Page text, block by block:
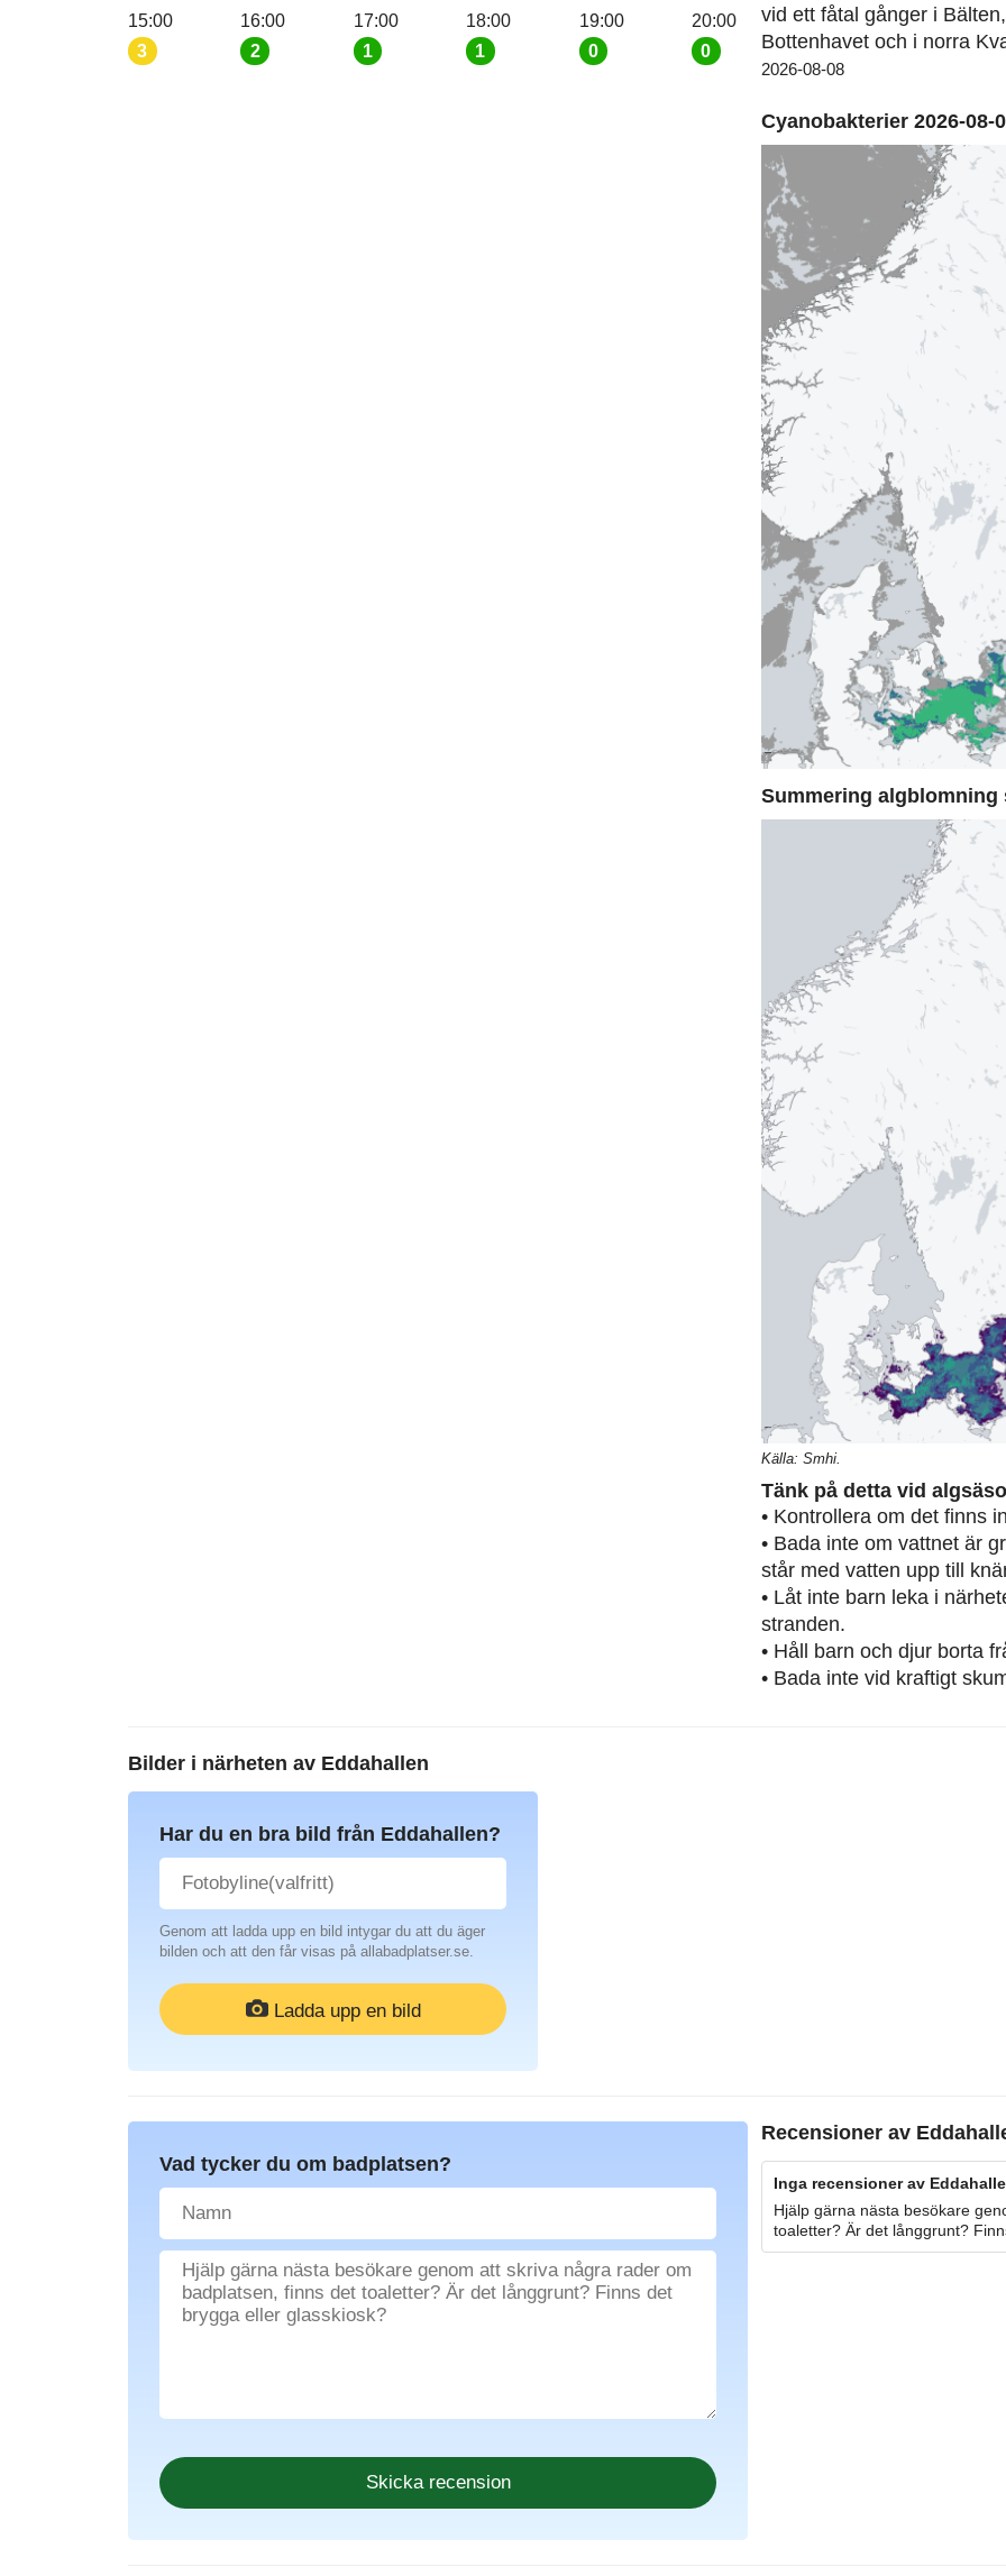
15:00
3
16:00
2
17:00
1
18:00
1
19:00
0
20:00
0
vid ett fåtal gånger i
Bottenhavet och i norra
2026-08-08
Cyanobakterier 2026-08-
Summering algblomning
Källa: Smhi.
Tänk på detta vid
• Kontrollera om det finns
• Bada inte om vattnet är
står med vatten upp till
• Låt inte barn leka i
stranden.
• Håll barn och djur borta
• Bada inte vid kraftigt
Bilder i närheten av Eddahallen
Har du en bra bild från Eddahallen?
Genom att ladda upp en bild intygar du att du äger
bilden och att den får visas på allabadplatser.se.
Ladda upp en bild
Recensioner av
Inga recensioner av
Hjälp gärna nästa besökare
toaletter? Är det långgrunt?
Vad tycker du om badplatsen?